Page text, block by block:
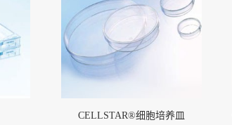
CELLSTAR®细胞培养皿